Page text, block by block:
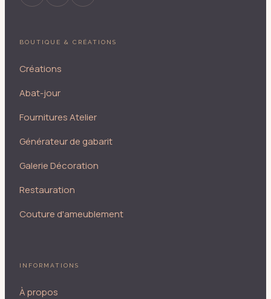
BOUTIQUE & CRÉATIONS
Créations
Abat-jour
Fournitures Atelier
Générateur de gabarit
Galerie Décoration
Restauration
Couture d'ameublement
INFORMATIONS
À propos